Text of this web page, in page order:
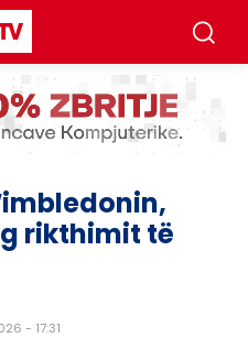
rikthimit të
- 17:31